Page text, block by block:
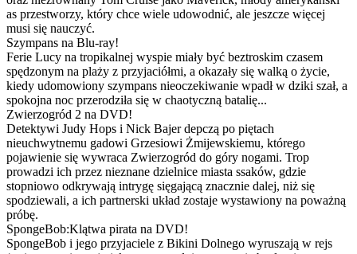
as przestworzy, który chce wiele udowodnić, ale jeszcze więcej
musi się nauczyć.
Szympans na Blu-ray!
Ferie Lucy na tropikalnej wyspie miały być beztroskim czasem
spędzonym na plaży z przyjaciółmi, a okazały się walką o życie,
kiedy udomowiony szympans nieoczekiwanie wpadł w dziki szał, a
spokojna noc przerodziła się w chaotyczną batalię...
Zwierzogród 2 na DVD!
Detektywi Judy Hops i Nick Bajer depczą po piętach
nieuchwytnemu gadowi Grzesiowi Żmijewskiemu, którego
pojawienie się wywraca Zwierzogród do góry nogami. Trop
prowadzi ich przez nieznane dzielnice miasta ssaków, gdzie
stopniowo odkrywają intrygę sięgającą znacznie dalej, niż się
spodziewali, a ich partnerski układ zostaje wystawiony na poważną
próbę.
SpongeBob:Klątwa pirata na DVD!
SpongeBob i jego przyjaciele z Bikini Dolnego wyruszają w rejs